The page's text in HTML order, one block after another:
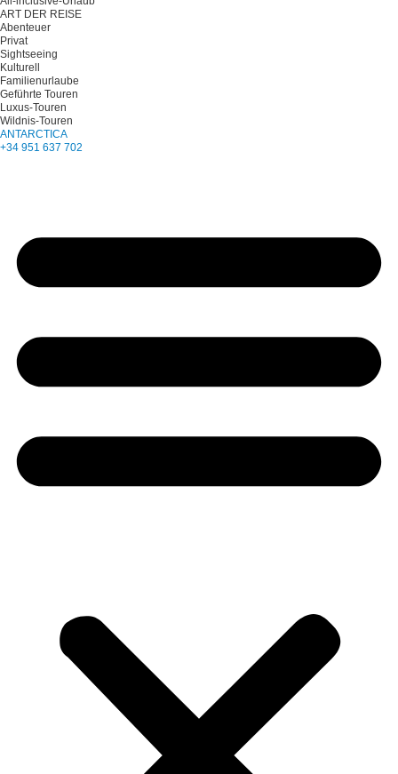
ART DER REISE
Abenteuer
Privat
Sightseeing
Kulturell
Familienurlaube
Geführte Touren
Luxus-Touren
Wildnis-Touren
ANTARCTICA
+34 951 637 702